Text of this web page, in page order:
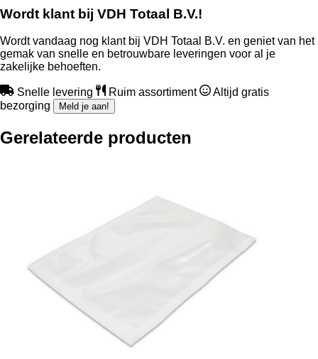
Wordt klant bij VDH Totaal B.V.!
Wordt vandaag nog klant bij VDH Totaal B.V. en geniet van het
gemak van snelle en betrouwbare leveringen voor al je
zakelijke behoeften.
Snelle levering Ruim assortiment
Altijd gratis
bezorging
Meld je aan!
Gerelateerde producten